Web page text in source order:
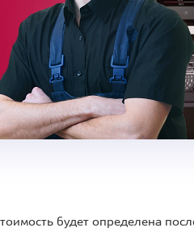
будет определена